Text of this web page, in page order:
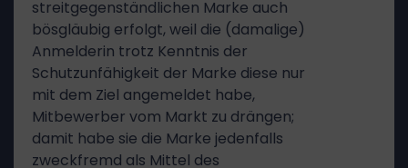
streitgegenständlichen Marke auch
bösgläubig erfolgt, weil die (damalige)
Anmelderin trotz Kenntnis der
Schutzunfähigkeit der Marke diese nur
mit dem Ziel angemeldet habe,
Mitbewerber vom Markt zu drängen;
damit habe sie die Marke jedenfalls
zweckfremd als Mittel des